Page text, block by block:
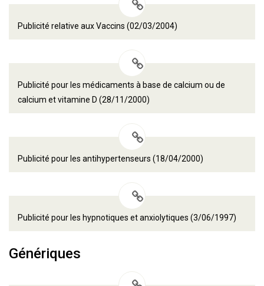
Publicité relative aux Vaccins (02/03/2004)
Publicité pour les médicaments à base de calcium ou de
calcium et vitamine D (28/11/2000)
Publicité pour les antihypertenseurs (18/04/2000)
Publicité pour les hypnotiques et anxiolytiques (3/06/1997)
Génériques